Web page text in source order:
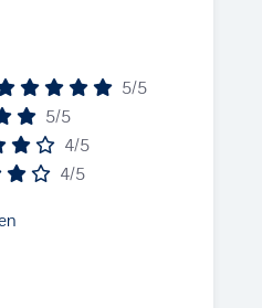
5/5
5/5
4/5
4/5